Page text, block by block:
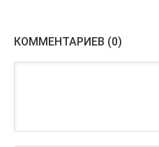
КОММЕНТАРИЕВ (0)